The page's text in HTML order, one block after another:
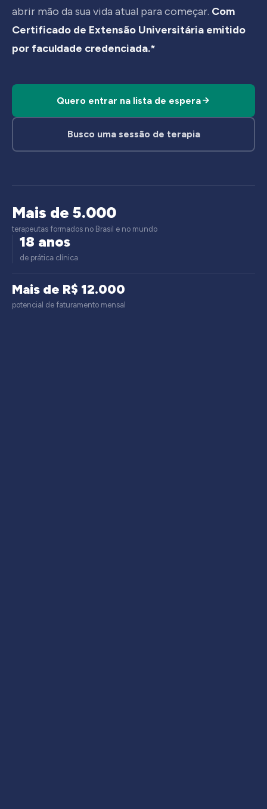
abrir mão da sua vida atual para começar. Com
Certificado de Extensão Universitária emitido
por faculdade credenciada.*
Quero entrar na lista de espera
Busco uma sessão de terapia
Mais de 5.000
terapeutas formados no Brasil e no mundo
18 anos
de prática clínica
Mais de R$ 12.000
potencial de faturamento mensal